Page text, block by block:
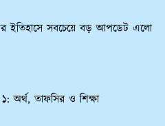
ইতিহাসে সবচেয়ে বড় আপডেট এলো
অর্থ, তাফসির ও শিক্ষা